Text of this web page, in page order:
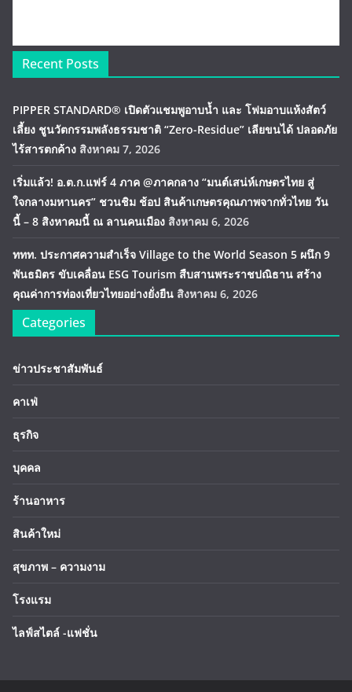
Recent Posts
PIPPER STANDARD® เปิดตัวแชมพูอาบน้ำ และ โฟมอาบแห้งสัตว์
เลี้ยง ชูนวัตกรรมพลังธรรมชาติ “Zero-Residue” เลียขนได้ ปลอดภัย
ไร้สารตกค้าง สิงหาคม 7, 2026
เริ่มแล้ว! อ.ต.ก.แฟร์ 4 ภาค @ภาคกลาง “มนต์เสน่ห์เกษตรไทย สู่
ใจกลางมหานคร” ชวนชิม ช้อป สินค้าเกษตรคุณภาพจากทั่วไทย วัน
นี้ – 8 สิงหาคมนี้ ณ ลานคนเมือง สิงหาคม 6, 2026
ททท. ประกาศความสำเร็จ Village to the World Season 5 ผนึก 9
พันธมิตร ขับเคลื่อน ESG Tourism สืบสานพระราชปณิธาน สร้าง
คุณค่าการท่องเที่ยวไทยอย่างยั่งยืน สิงหาคม 6, 2026
Categories
ข่าวประชาสัมพันธ์
คาเฟ่
ธุรกิจ
บุคคล
ร้านอาหาร
สินค้าใหม่
สุขภาพ – ความงาม
โรงแรม
ไลฟ์สไตล์ -แฟชั่น